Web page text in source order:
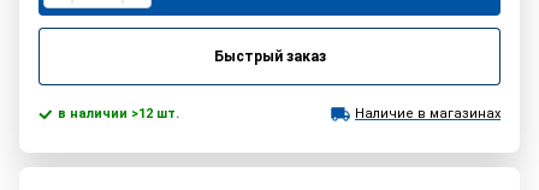
Быстрый заказ
в наличии >12 шт. Наличие в магазинах